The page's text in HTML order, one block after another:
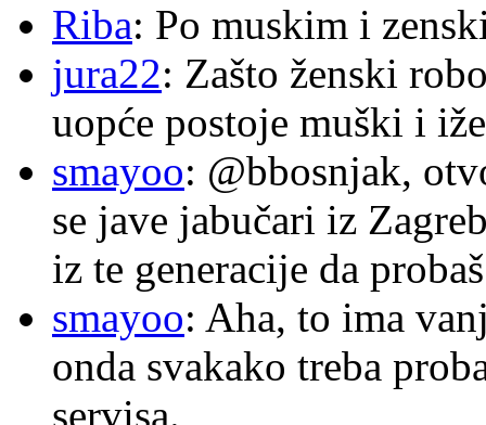
Riba: Po muskim i
jura22: Zašto ženski
uopće postoje muški i
smayoo: @bbosnjak,
se jave jabučari iz
iz te generacije da
smayoo: Aha, to ima
onda svakako treba
servisa.